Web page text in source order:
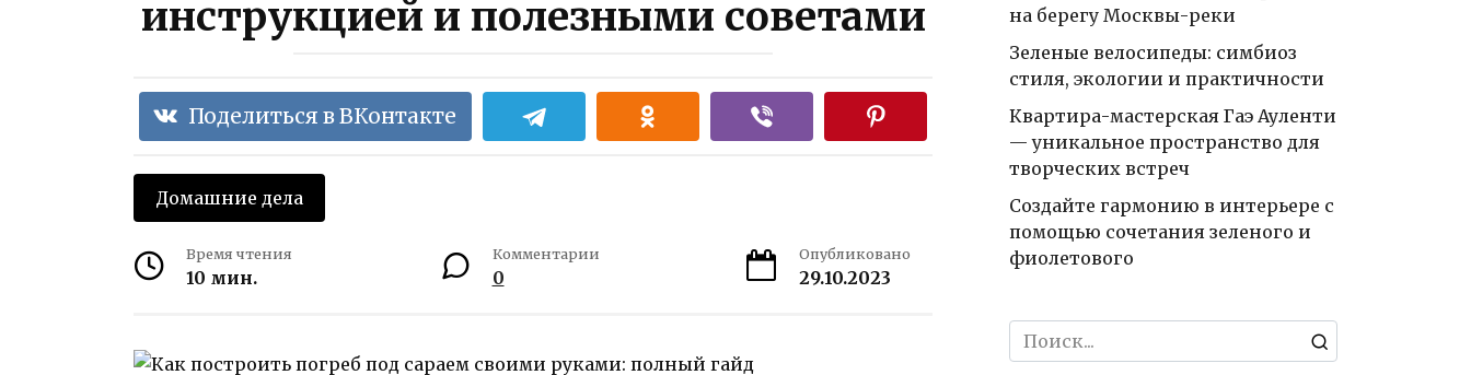
инструкцией и полезными советами
Поделиться в ВКонтакте
Домашние дела
Время чтения
10 мин.
Комментарии
0
Опубликовано
29.10.2023
на берегу Москвы-реки
Зеленые велосипеды: симбиоз
стиля, экологии и практичности
Квартира-мастерская Гаэ Ауленти
— уникальное пространство для
творческих встреч
Создайте гармонию в интерьере с
помощью сочетания зеленого и
фиолетового
Search
for: